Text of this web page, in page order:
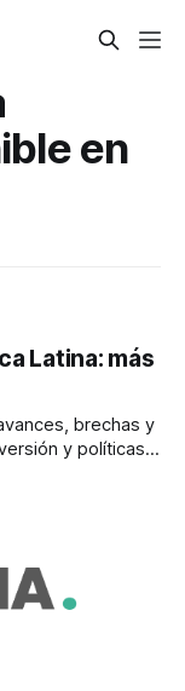
en
Latina: más
brechas y
y políticas a